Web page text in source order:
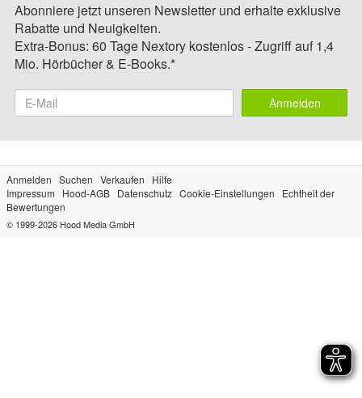
Abonniere jetzt unseren Newsletter und erhalte exklusive
Rabatte und Neuigkeiten.
Extra-Bonus: 60 Tage Nextory kostenlos - Zugriff auf 1,4
Mio. Hörbücher & E-Books.*
Anmelden
Anmelden Suchen Verkaufen
Hilfe
Impressum
Hood-AGB Datenschutz Cookie-Einstellungen
Echtheit der
Bewertungen
© 1999-2026 Hood Media GmbH